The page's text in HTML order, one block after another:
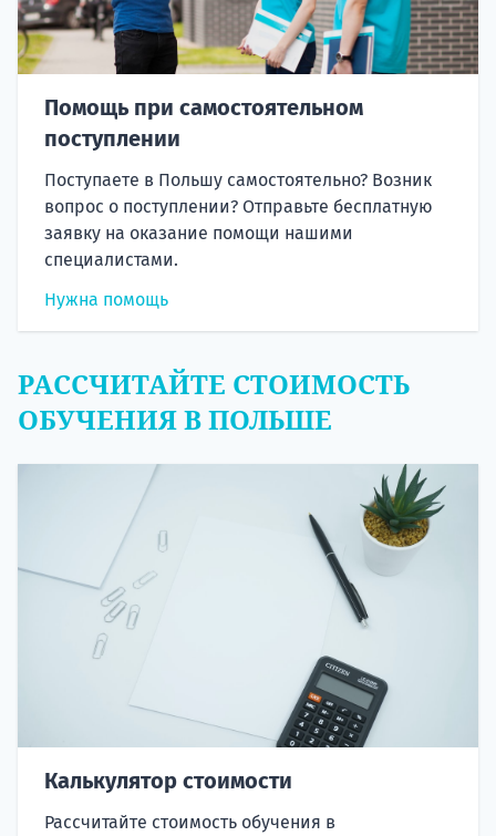
Помощь при самостоятельном
поступлении
Поступаете в Польшу самостоятельно? Возник
вопрос о поступлении? Отправьте бесплатную
заявку на оказание помощи нашими
специалистами.
Нужна помощь
РАССЧИТАЙТЕ СТОИМОСТЬ
ОБУЧЕНИЯ В ПОЛЬШЕ
Калькулятор стоимости
Рассчитайте стоимость обучения в